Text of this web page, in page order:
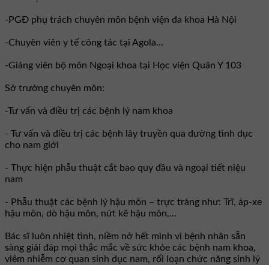
-PGĐ phụ trách chuyên môn bệnh viện đa khoa Hà Nội
-Chuyên viên y tế công tác tại Agola...
-Giảng viên bộ môn Ngoại khoa tại Học viện Quân Y 103
Sở trưởng chuyên môn:
-Tư vấn và điều trị các bệnh lý nam khoa
- Tư vấn và điều trị các bệnh lây truyền qua đường tình dục
cho nam giới
- Thực hiện phẫu thuật cắt bao quy đầu và ngoại tiết niệu
nam
- Phẫu thuật các bệnh lý hậu môn – trực tràng như: Trĩ, áp-xe
hậu môn, dò hậu môn, nứt kẽ hậu môn,...
Bác sĩ luôn nhiệt tình, niềm nở hết mình vì bệnh nhân sẵn
sàng giải đáp mọi thắc mắc về sức khỏe các bệnh nam khoa,
viêm nhiễm cơ quan sinh dục nam, rối loạn chức năng sinh lý